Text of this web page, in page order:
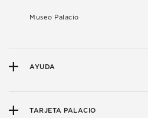
Museo Palacio
AYUDA
TARJETA PALACIO